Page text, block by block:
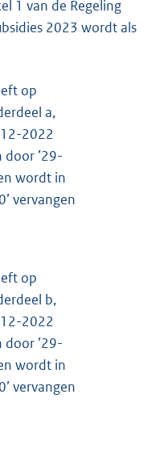
1 van de Regeling
2023 wordt als
op
a,
2022
’29-
wordt in
vervangen
op
b,
2022
’29-
wordt in
vervangen